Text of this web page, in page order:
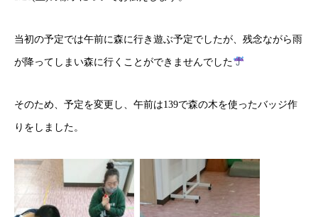
当初の予定では午前に森に行き遊ぶ予定でしたが、残念ながら雨
が降ってしまい森に行くことができませんでした
そのため、予定を変更し、午前は139で森の木を使ったバッジ作
りをしました。